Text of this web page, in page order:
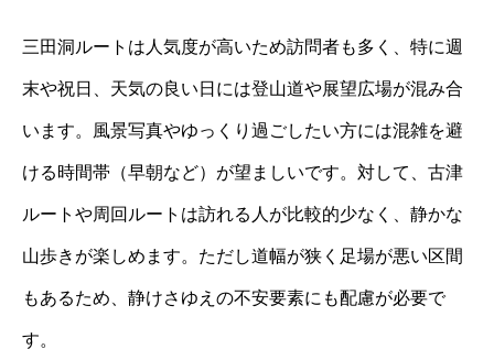
三田洞ルートは人気度が高いため訪問者も多く、特に週
末や祝日、天気の良い日には登山道や展望広場が混み合
います。風景写真やゆっくり過ごしたい方には混雑を避
ける時間帯（早朝など）が望ましいです。対して、古津
ルートや周回ルートは訪れる人が比較的少なく、静かな
山歩きが楽しめます。ただし道幅が狭く足場が悪い区間
もあるため、静けさゆえの不安要素にも配慮が必要で
す。